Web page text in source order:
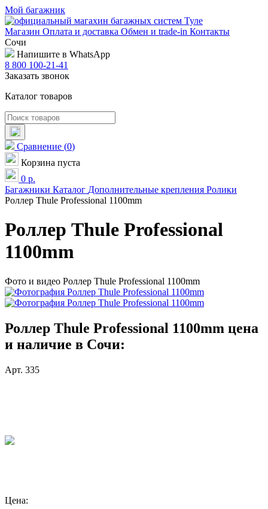
Мой багажник
Магазин Оплата и доставка Обмен и trade-in Контакты
Сочи
Напишите в WhatsApp
8 800 100-21-41
Заказать звонок
Каталог товаров
Сравнение (0)
Корзина пуста
0 р.
Багажники Каталог Дополнительные крепления Ролики
Роллер Thule Professional 1100mm
Роллер Thule Professional
1100mm
Фото и видео Роллер Thule Professional 1100mm
Роллер Thule Professional 1100mm цена
и наличие в Сочи:
Арт. 335
Цена: